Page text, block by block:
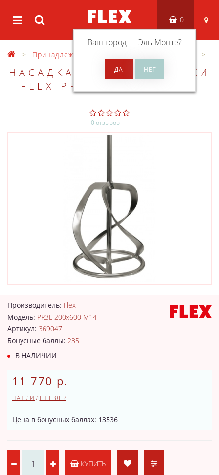
Ваш город —Эль-Монте?
0
Принадлежности
НАСАДКА ДЛЯ ШТУКАТУРКИ
FLEX PR3L 200X600 M14
0 отзывов
Производитель: Flex
Модель: PR3L 200x600 M14
Артикул: 369047
Бонусные баллы: 235
В НАЛИЧИИ
11 770 р.
НАШЛИ ДЕШЕВЛЕ?
Цена в бонусных баллах: 13536
КУПИТЬ